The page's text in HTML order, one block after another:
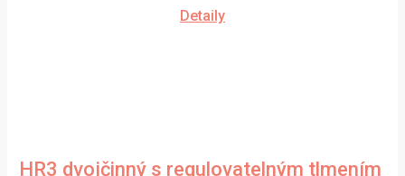
Detaily
HR3 dvojčinný s regulovatelným tlmením